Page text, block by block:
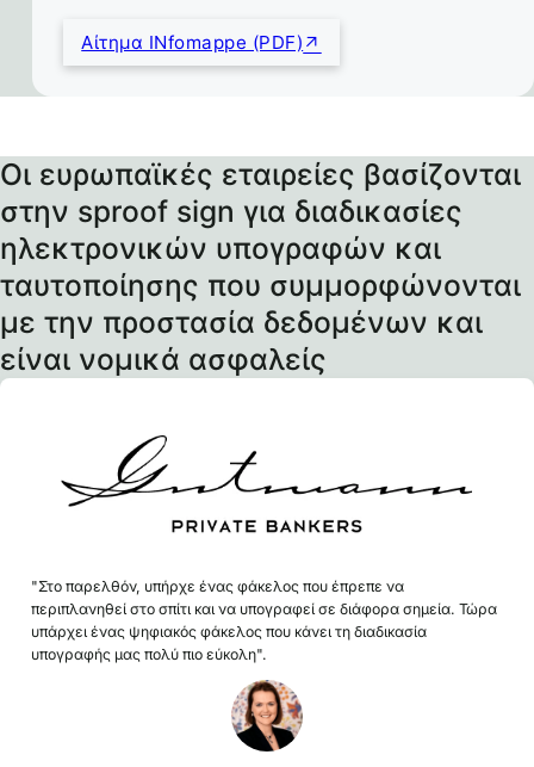
Αίτημα INfomappe (PDF)
Οι ευρωπαϊκές εταιρείες βασίζονται
στην sproof sign για διαδικασίες
ηλεκτρονικών υπογραφών και
ταυτοποίησης που συμμορφώνονται
με την προστασία δεδομένων και
είναι νομικά ασφαλείς
"Στο παρελθόν, υπήρχε ένας φάκελος που έπρεπε να
περιπλανηθεί στο σπίτι και να υπογραφεί σε διάφορα σημεία. Τώρα
υπάρχει ένας ψηφιακός φάκελος που κάνει τη διαδικασία
υπογραφής μας πολύ πιο εύκολη".